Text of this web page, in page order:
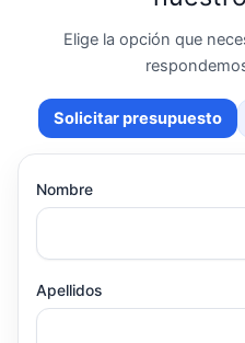
Elige la opción que
Solicitar presupuesto
Nombre
Apellidos